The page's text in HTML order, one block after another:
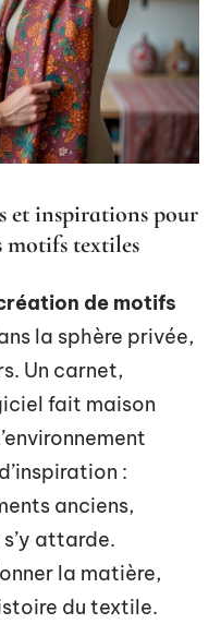
et inspirations pour
motifs textiles
de motifs
la sphère privée,
Un carnet,
fait maison
:
anciens,
attarde.
la matière,
du textile.